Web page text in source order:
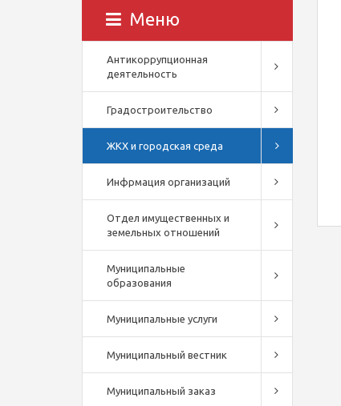
Меню
Антикоррупционная
деятельность
Градостроительство
ЖКХ и городская среда
Инфрмация организаций
Отдел имущественных и
земельных отношений
Муниципальные
образования
Муниципальные услуги
Муниципальный вестник
Муниципальный заказ